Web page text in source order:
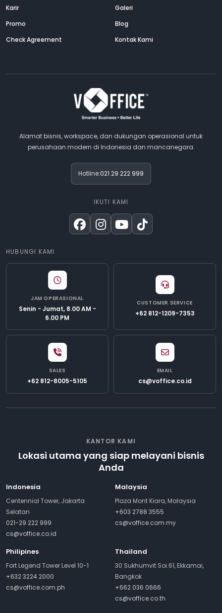
Alamat bisnis, workspace, dan dukungan operasional untuk
perusahaan modern di Indonesia dan mancanegara.
Hotline:021 29 222 999
IKUTI KAMI
HUBUNGI KAMI
JAM OPERASIONAL
Senin - Jumat, 8.00 AM -
6.00 PM
CUSTOMER SERVICE
+62 812-1209-7353
SALES
+62 812-8005-5105
EMAIL
cs@voffice.co.id
Karir
Promo
Check Agreement
Galeri
Blog
Kontak Kami
KANTOR KAMI
Lokasi utama yang siap melayani bisnis
Anda
Indonesia
Centennial Tower, Jakarta
Selatan
021-29 222 999
cs@voffice.co.id
Malaysia
Plaza Mont Kiara, Malaysia
+603 2788 3555
cs@voffice.com.my
Philipines
Fort Legend Tower Level 10-1
+632 3224 2000
cs@voffice.com.ph
Thailand
30 Sukhumvit Soi.61, Ekkamai,
Bangkok
+662 036 0666
cs@voffice.co.th